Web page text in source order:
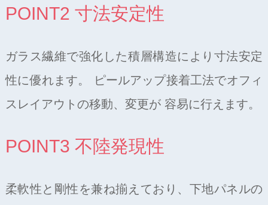
POINT2 寸法安定性
ガラス繊維で強化した積層構造により寸法安定
性に優れます。 ピールアップ接着工法でオフィ
スレイアウトの移動、変更が 容易に行えます。
POINT3 不陸発現性
柔軟性と剛性を兼ね揃えており、下地パネルの